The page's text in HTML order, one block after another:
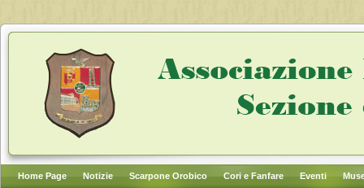
Home Page Notizie Scarpone Orobico Cori e Fanfare Eventi